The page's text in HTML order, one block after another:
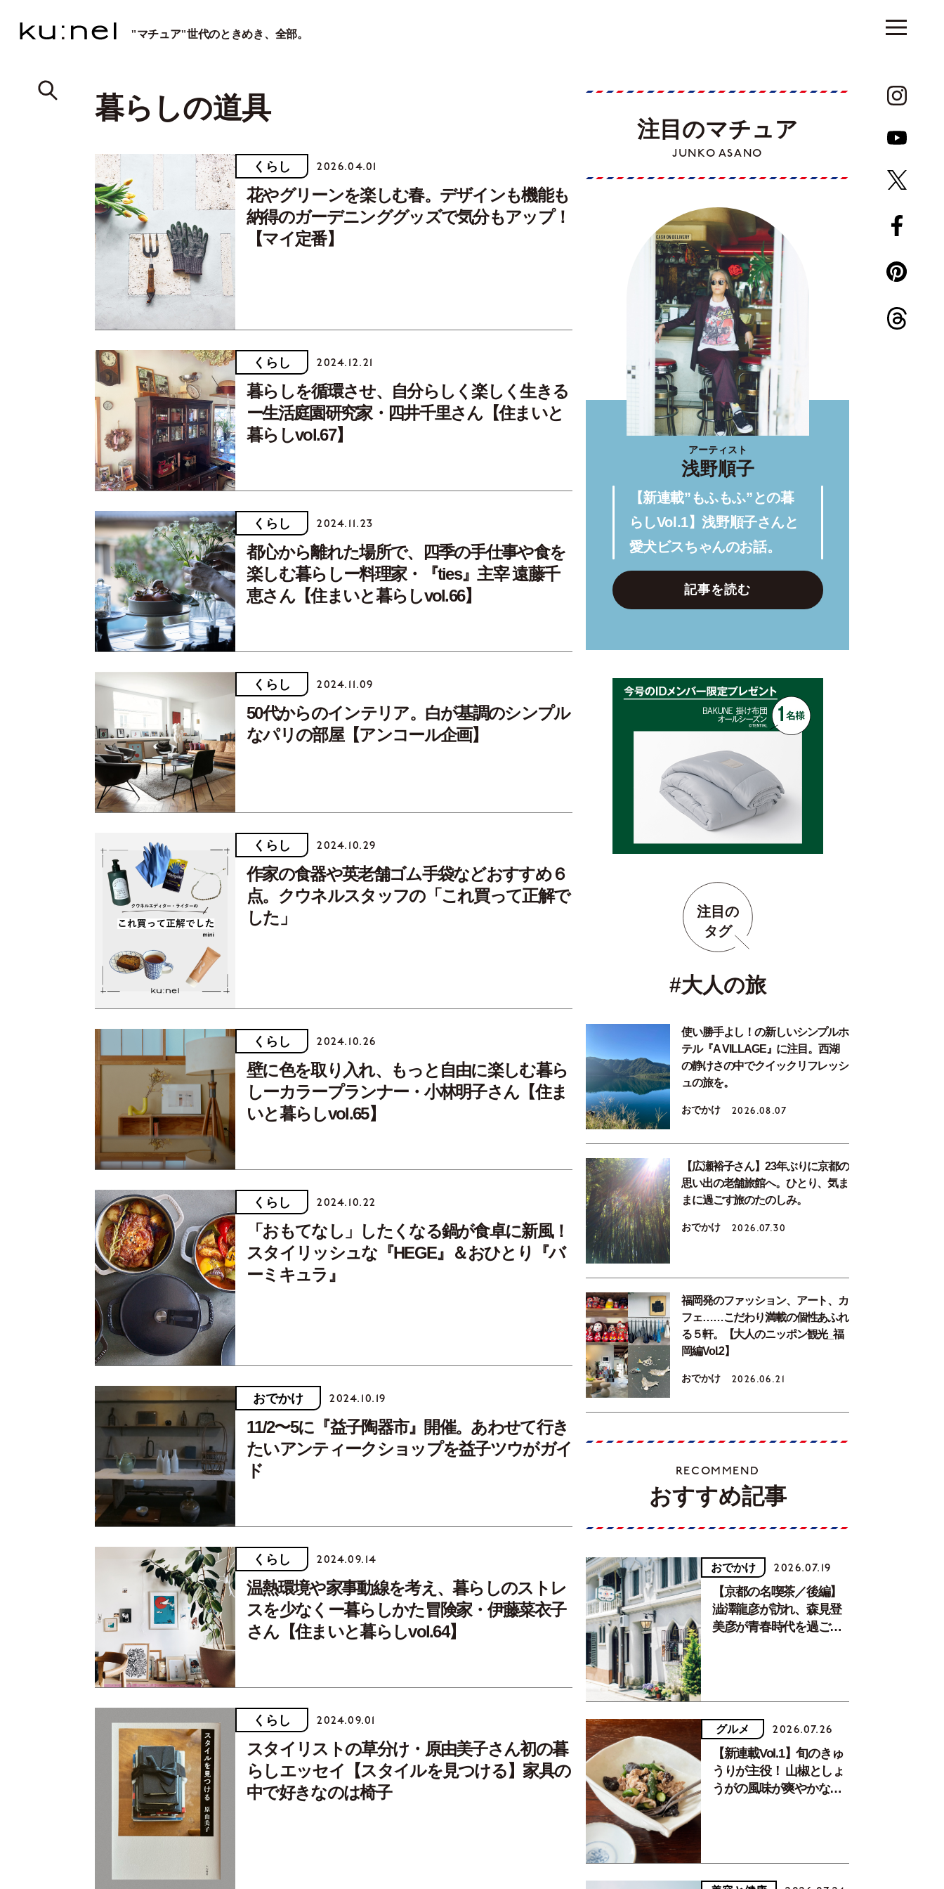
"マチュア"世代のときめき、全部。
暮らしの道具
くらし 2026.04.01
花やグリーンを楽しむ春。デザインも機能も
納得のガーデニンググッズで気分もアップ！
【マイ定番】
くらし 2024.12.21
暮らしを循環させ、自分らしく楽しく生きる
ー生活庭園研究家・四井千里さん【住まいと
暮らしvol.67】
くらし 2024.11.23
都心から離れた場所で、四季の手仕事や食を
楽しむ暮らしー料理家・『ties』主宰 遠藤千
恵さん【住まいと暮らしvol.66】
くらし 2024.11.09
50代からのインテリア。白が基調のシンプル
なパリの部屋【アンコール企画】
くらし 2024.10.29
作家の食器や英老舗ゴム手袋などおすすめ６
点。クウネルスタッフの「これ買って正解で
した」
くらし 2024.10.26
壁に色を取り入れ、もっと自由に楽しむ暮ら
しーカラープランナー・小林明子さん【住ま
いと暮らしvol.65】
くらし 2024.10.22
「おもてなし」したくなる鍋が食卓に新風！
スタイリッシュな『HEGE』＆おひとり『バ
ーミキュラ』
おでかけ 2024.10.19
11/2〜5に『益子陶器市』開催。あわせて行き
たいアンティークショップを益子ツウがガイ
ド
くらし 2024.09.14
温熱環境や家事動線を考え、暮らしのストレ
スを少なくー暮らしかた冒険家・伊藤菜衣子
さん【住まいと暮らしvol.64】
くらし 2024.09.01
スタイリストの草分け・原由美子さん初の暮
らしエッセイ【スタイルを見つける】家具の
中で好きなのは椅子
注目のマチュア
JUNKO ASANO
アーティスト
浅野順子
【新連載”もふもふ”との暮
らしVol.1】浅野順子さんと
愛犬ビスちゃんのお話。
記事を読む
注目の
タグ
#大人の旅
使い勝手よし！の新しいシンプルホ
テル『A VILLAGE』に注目。西湖
の静けさの中でクイックリフレッシ
ュの旅を。
おでかけ 2026.08.07
【広瀬裕子さん】23年ぶりに京都の
思い出の老舗旅館へ。ひとり、気ま
まに過ごす旅のたのしみ。
おでかけ 2026.07.30
福岡発のファッション、アート、カ
フェ……こだわり満載の個性あふれ
る５軒。【大人のニッポン観光_福
岡編Vol.2】
おでかけ 2026.06.21
RECOMMEND
おすすめ記事
おでかけ 2026.07.19
【京都の名喫茶／後編】
澁澤龍彦が訪れ、森見登
美彦が青春時代を過ごし
グルメ 2026.07.26
【新連載Vol.1】旬のきゅ
うりが主役！ 山椒としょ
うがの風味が爽やかな、